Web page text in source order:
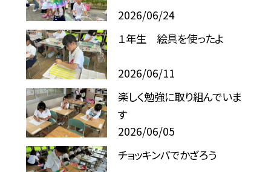
2026/06/24
１年生 絵具を使ったよ
2026/06/11
楽しく勉強に取り組んでいま
す
2026/06/05
チョッキンパでかざろう